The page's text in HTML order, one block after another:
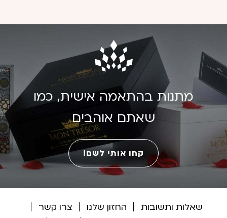
תהילים
מתנות בהתאמה אישית, כמו
שאתם אוהבים
קחו אותי לשם!
שאלות ותשובות החזון שלנו
צרו קשר